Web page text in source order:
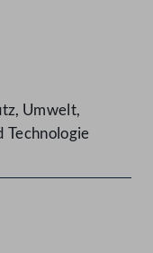
Umwelt,
Technologie